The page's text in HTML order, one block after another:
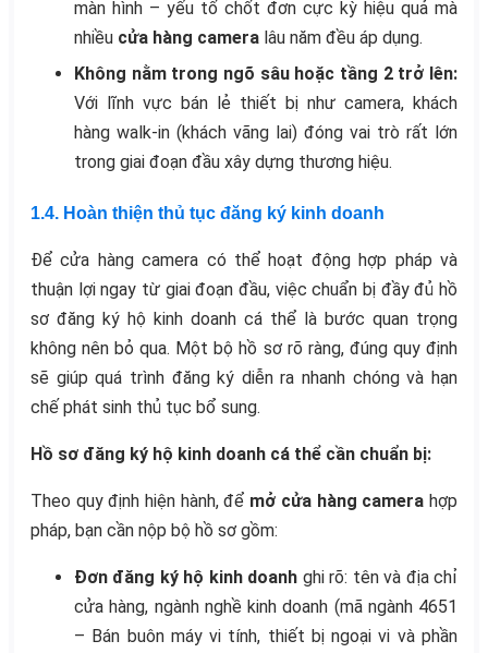
màn hình – yếu tố chốt đơn cực kỳ hiệu quả mà
nhiều cửa hàng camera lâu năm đều áp dụng.
Không nằm trong ngõ sâu hoặc tầng 2 trở lên:
Với lĩnh vực bán lẻ thiết bị như camera, khách
hàng walk-in (khách vãng lai) đóng vai trò rất lớn
trong giai đoạn đầu xây dựng thương hiệu.
1.4. Hoàn thiện thủ tục đăng ký kinh doanh
Để cửa hàng camera có thể hoạt động hợp pháp và
thuận lợi ngay từ giai đoạn đầu, việc chuẩn bị đầy đủ hồ
sơ đăng ký hộ kinh doanh cá thể là bước quan trọng
không nên bỏ qua. Một bộ hồ sơ rõ ràng, đúng quy định
sẽ giúp quá trình đăng ký diễn ra nhanh chóng và hạn
chế phát sinh thủ tục bổ sung.
Hồ sơ đăng ký hộ kinh doanh cá thể cần chuẩn bị:
Theo quy định hiện hành, để mở cửa hàng camera hợp
pháp, bạn cần nộp bộ hồ sơ gồm:
Đơn đăng ký hộ kinh doanh ghi rõ: tên và địa chỉ
cửa hàng, ngành nghề kinh doanh (mã ngành 4651
– Bán buôn máy vi tính, thiết bị ngoại vi và phần